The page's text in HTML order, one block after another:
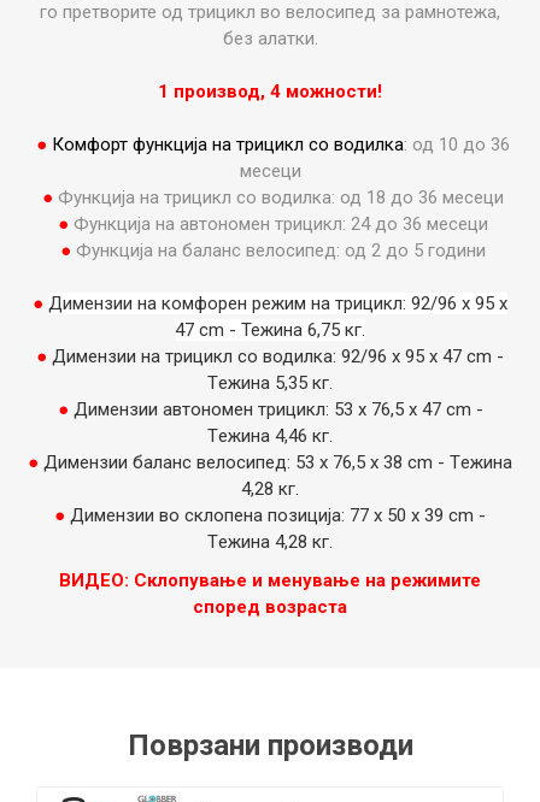
го претворите од трицикл во велосипед за рамнотежа,
без алатки.
1 производ, 4 можности!
● Комфорт функција на трицикл со водилка: од 10 до 36
месеци
● Функција на трицикл со водилка: од 18 до 36 месеци
● Функција на автономен трицикл: 24 до 36 месеци
● Функција на баланс велосипед: од 2 до 5 години
● Димензии на комфорен режим на трицикл: 92/96 x 95 x
47 cm - Тежина 6,75 кг.
● Димензии на трицикл со водилка: 92/96 x 95 х 47 cm -
Tежина 5,35 кг.
● Димензии автономен трицикл: 53 x 76,5 x 47 cm -
Tежина 4,46 кг.
● Димензии баланс велосипед: 53 x 76,5 x 38 cm - Tежина
4,28 кг.
● Димензии во склопена позиција: 77 x 50 x 39 cm -
Tежина 4,28 кг.
ВИДЕО: Склопување и менување на режимите
според возраста
Поврзани производи